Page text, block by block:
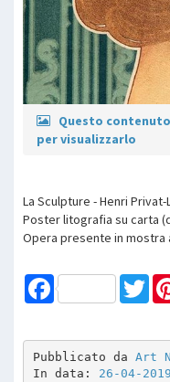
Questo
per visualizzarlo
La Sculpture - Henri
Poster litografia su carta
Opera presente in mostra
Facebook
Pubblicato da Art
In data: 26-04-2019